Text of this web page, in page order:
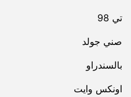
تي 98
صني جولد
بالسندراو
اونكس وايت